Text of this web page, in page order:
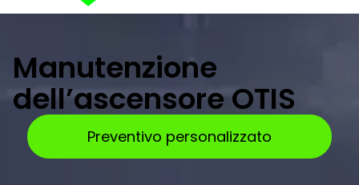
Manutenzione
dell’ascensore OTIS
Preventivo personalizzato